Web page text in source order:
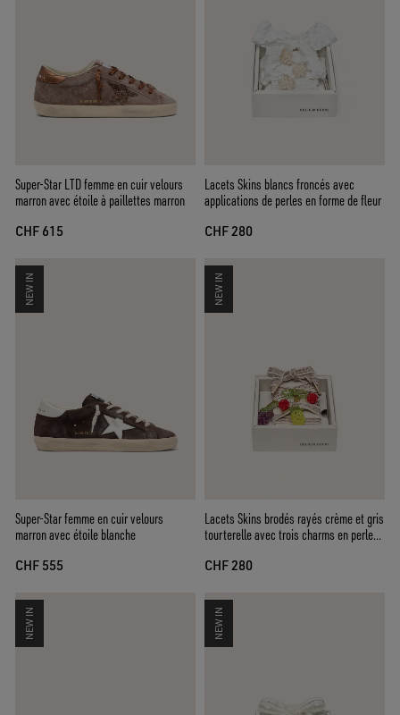
Super-Star LTD femme en cuir velours
marron avec étoile à paillettes marron
CHF 615
Lacets Skins blancs froncés avec
applications de perles en forme de fleur
CHF 280
NEW IN
Super-Star femme en cuir velours
marron avec étoile blanche
CHF 555
NEW IN
Lacets Skins brodés rayés crème et gris
tourterelle avec trois charms en perles
CHF 280
NEW IN NEW IN